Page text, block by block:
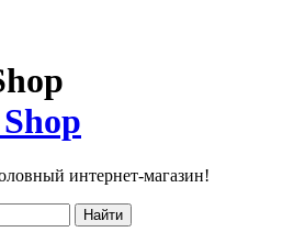
интернет-магазин!